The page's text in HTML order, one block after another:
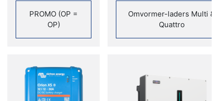
PROMO (OP =
OP)
Omvormer-laders Multi &
Quattro